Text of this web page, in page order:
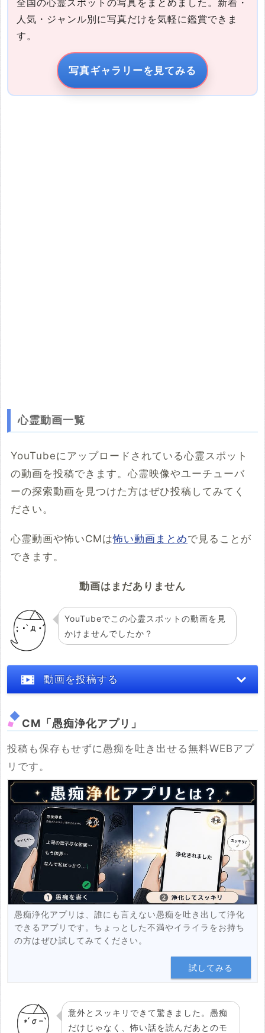
写真の説明
人気・ジャンル別に写真だけを気軽に鑑賞できま
す。
写真ギャラリーを見てみる
心霊動画一覧
YouTubeにアップロードされている心霊スポット
の動画を投稿できます。心霊映像やユーチューバ
ーの探索動画を見つけた方はぜひ投稿してみてく
ださい。
心霊動画や怖いCMは怖い動画まとめで見ることが
できます。
動画はまだありません
YouTubeでこの心霊スポットの動画を見
かけませんでしたか？
動画を投稿する
※YouTubeのURL
例：https://www.youtube.com/watch?v=***********
例：https://youtu.be/***********
投稿する
CM「愚痴浄化アプリ」
投稿も保存もせずに愚痴を吐き出せる無料WEBアプ
リです。
愚痴浄化アプリは、誰にも言えない愚痴を吐き出して浄化
できるアプリです。ちょっとした不満やイライラをお持ち
の方はぜひ試してみてください。
試してみる
意外とスッキリできて驚きました。愚痴
だけじゃなく、怖い話を読んだあとのモ